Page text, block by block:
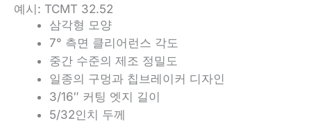
예시: TCMT 32.52
삼각형 모양
7° 측면 클리어런스 각도
중간 수준의 제조 정밀도
일종의 구멍과 칩브레이커 디자인
3/16″ 커팅 엣지 길이
5/32인치 두께